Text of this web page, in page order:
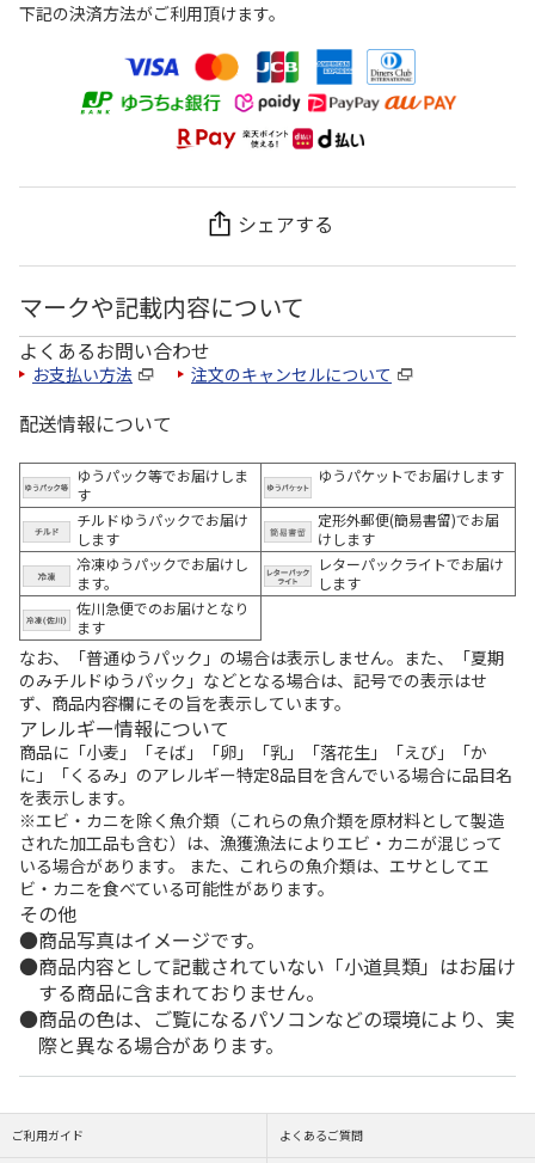
下記の決済方法がご利用頂けます。
シェアする
マークや記載内容について
よくあるお問い合わせ
お支払い方法 注文のキャンセルについて
配送情報について
ゆうパック等でお届けしま
す
ゆうパケットでお届けします
チルドゆうパックでお届け
します
定形外郵便(簡易書留)でお届
けします
冷凍ゆうパックでお届けし
ます。
レターパックライトでお届け
します
佐川急便でのお届けとなり
ます
なお、「普通ゆうパック」の場合は表示しません。また、「夏期
のみチルドゆうパック」などとなる場合は、記号での表示はせ
ず、商品内容欄にその旨を表示しています。
アレルギー情報について
商品に「小麦」「そば」「卵」「乳」「落花生」「えび」「か
に」「くるみ」のアレルギー特定8品目を含んでいる場合に品目名
を表示します。
※エビ・カニを除く魚介類（これらの魚介類を原材料として製造
された加工品も含む）は、漁獲漁法によりエビ・カニが混じって
いる場合があります。 また、これらの魚介類は、エサとしてエ
ビ・カニを食べている可能性があります。
その他
商品写真はイメージです。
商品内容として記載されていない「小道具類」はお届け
する商品に含まれておりません。
商品の色は、ご覧になるパソコンなどの環境により、実
際と異なる場合があります。
ご利用ガイド よくあるご質問